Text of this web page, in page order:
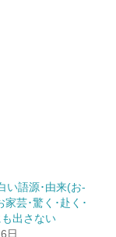
い語源･由来(お-
芸･驚く･赴く･
出さない
日